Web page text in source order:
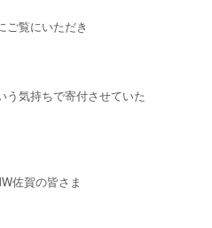
ご覧にいただき
う気持ちで寄付させていた
佐賀の皆さま